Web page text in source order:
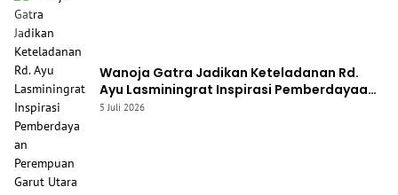
Wanoja Gatra Jadikan Keteladanan Rd.
Ayu Lasminingrat Inspirasi Pemberdayaan
Perempuan Garut Utara
5 Juli 2026